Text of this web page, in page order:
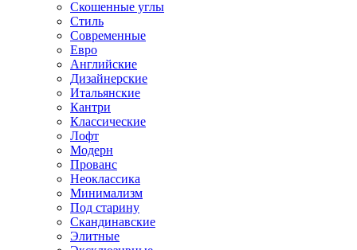
Скошенные углы
Стиль
Современные
Евро
Английские
Дизайнерские
Итальянские
Кантри
Классические
Лофт
Модерн
Прованс
Неоклассика
Минимализм
Под старину
Скандинавские
Элитные